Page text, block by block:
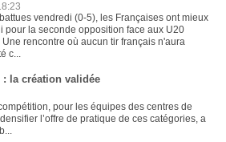
vendredi (0-5), les Françaises ont mieux
pour la seconde opposition face aux U20
rencontre où aucun tir français n'aura
c...
la création validée
pour les équipes des centres de
l’offre de pratique de ces catégories, a